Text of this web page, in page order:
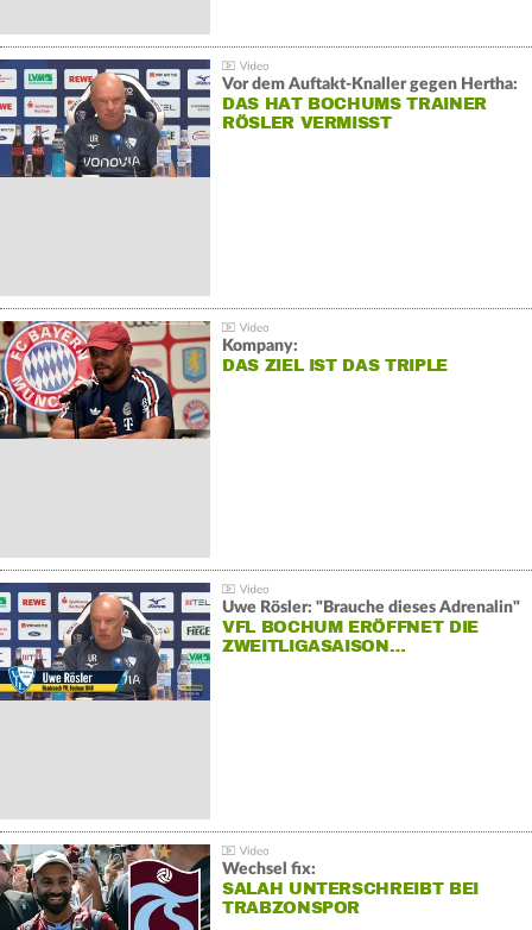
Vor dem Auftakt-Knaller gegen Hertha:
DAS HAT BOCHUMS TRAINER
RÖSLER VERMISST
Kompany:
DAS ZIEL IST DAS TRIPLE
Uwe Rösler: "Brauche dieses Adrenalin"
VFL BOCHUM ERÖFFNET DIE
ZWEITLIGASAISON…
Wechsel fix:
SALAH UNTERSCHREIBT BEI
TRABZONSPOR